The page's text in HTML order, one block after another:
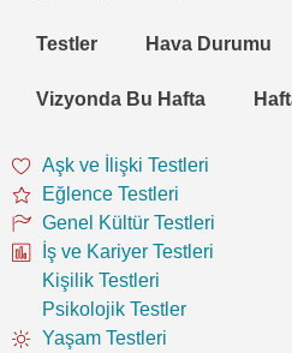
Testler Hava Durumu
Vizyonda Bu Hafta
Aşk ve İlişki Testleri
Eğlence Testleri
Genel Kültür Testleri
İş ve Kariyer Testleri
Kişilik Testleri
Psikolojik Testler
Yaşam Testleri